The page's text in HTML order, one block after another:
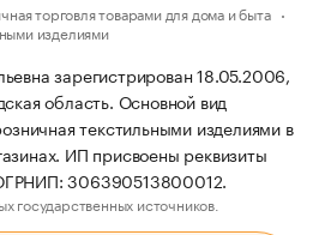
торговля товарами для дома и быта
изделиями
зарегистрирован 18.05.2006,
область. Основной вид
текстильными изделиями в
ИП присвоены реквизиты
306390513800012.
государственных источников.